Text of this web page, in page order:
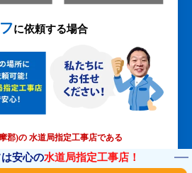
に依頼する場合
郡)の 水道局指定工事店である
イフなら、緊急性の高い
安心の水道局指定工事店！